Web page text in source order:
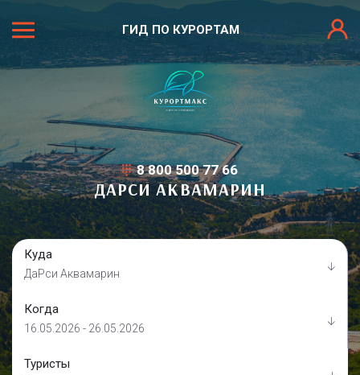
ГИД ПО КУРОРТАМ
8 800 500 77 66
ДАРСИ АКВАМАРИН
Куда
ДаРси Аквамарин
Когда
16.05.2026 - 26.05.2026
Туристы